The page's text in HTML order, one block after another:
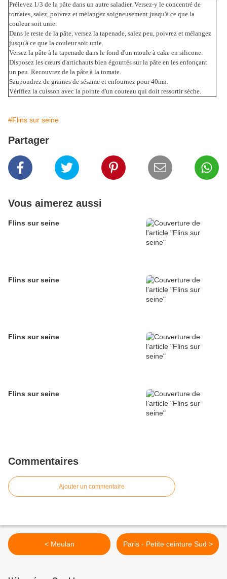
Prélevez 1/3 de la pâte dans un autre saladier. Versez-y le concentré de
tomates, salez, poivrez et mélangez soigneusement jusqu'à ce que la
couleur soit unie.
Dans le reste de la pâte, versez la tapenade, salez peu, poivrez et mélangez
jusqu'à ce que la couleur soit unie.
Versez la pâte à la tapenade dans le fond d'un moule à cake en silicone.
Disposez les cœurs d'artichauts bien égouttés sur la pâte en les enfonçant
un peu. Recouvrez de la pâte à la tomate.
Saupoudrez de graines de sésame et enfournez pour 40mn.
Vérifiez la cuisson avec la pointe d'un couteau qui doit ressortir sèche.
#Flins sur seine
Partager
Vous aimerez aussi
Flins sur seine
Flins sur seine
Flins sur seine
Flins sur seine
Commentaires
Ajouter un commentaire
< Meulan Paris - Petite ceinture Sud >